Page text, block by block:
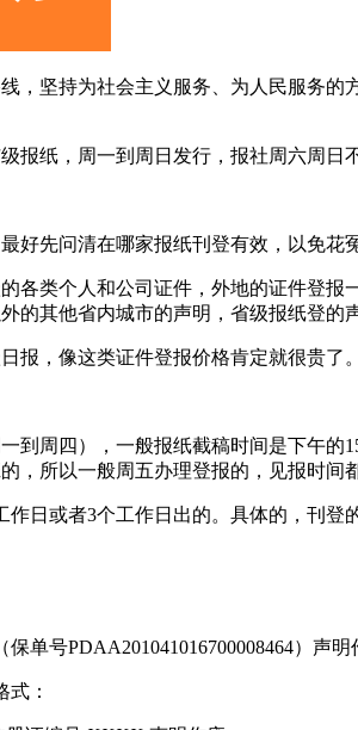
，坚持为社会主义服务、为人民服务
报纸，周一到周日发行，报社周六周日
好先问清在哪家报纸刊登有效，以免花
各类个人和公司证件，外地的证件登报
的其他省内城市的声明，省级报纸登的
报，像这类证件登报价格肯定就很贵了。
到周四），一般报纸截稿时间是下午的
，所以一般周五办理登报的，见报时
日或者3个工作日出的。具体的，刊登
单号PDAA201041016700008464）声明
：